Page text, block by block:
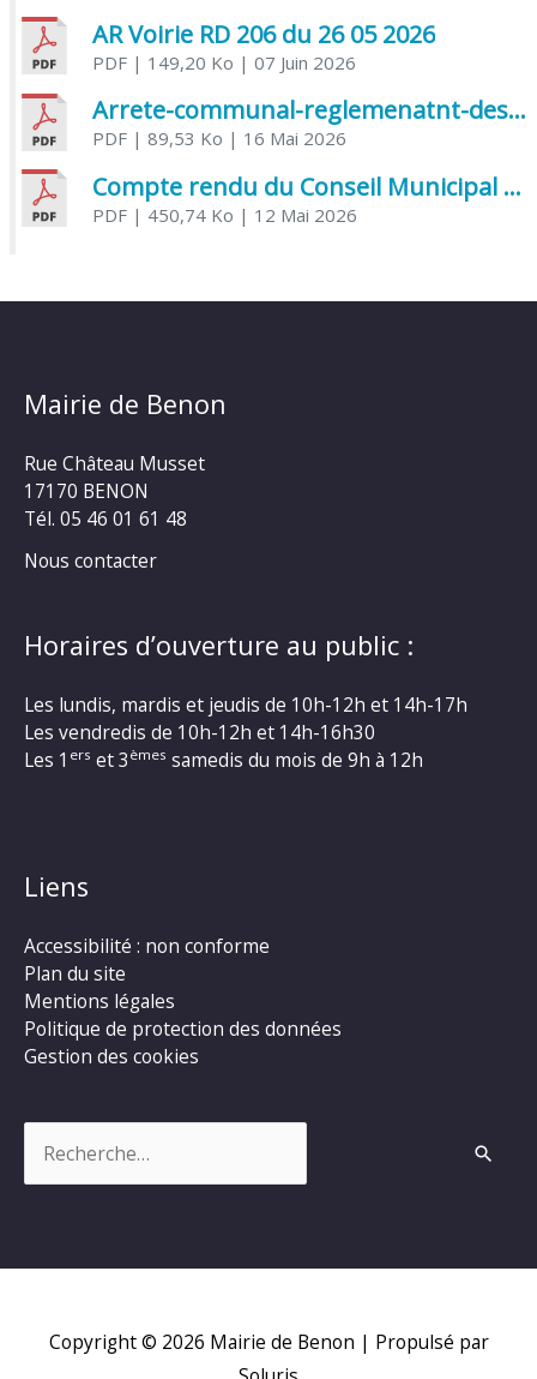
AR Voirie RD 206 du 26 05 2026
PDF| 149,20 Ko | 07 Juin 2026
Arrete-communal-reglemenatnt-des-bruits-de-voisinage-et-des-activites-bruyantes
PDF| 89,53 Ko | 16 Mai 2026
Compte rendu du Conseil Municipal du 06 mai 2026
PDF| 450,74 Ko | 12 Mai 2026
Mairie de Benon
Rue Château Musset
17170 BENON
Tél. 05 46 01 61 48
Nous contacter
Horaires d’ouverture au public :
Les lundis, mardis et jeudis de 10h-12h et 14h-17h
Les vendredis de 10h-12h et 14h-16h30
Les 1 ers et 3 èmes samedis du mois de 9h à 12h
Liens
Accessibilité : non conforme
Plan du site
Mentions légales
Politique de protection des données
Gestion des cookies
Copyright © 2026 Mairie de Benon | Propulsé par